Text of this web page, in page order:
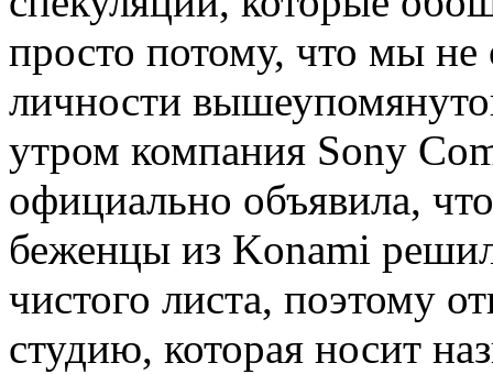
просто потому, что мы не
личности
утром компания Sony
официально объявила,
беженцы из Konami
чистого листа, поэтому
студию, которая носит